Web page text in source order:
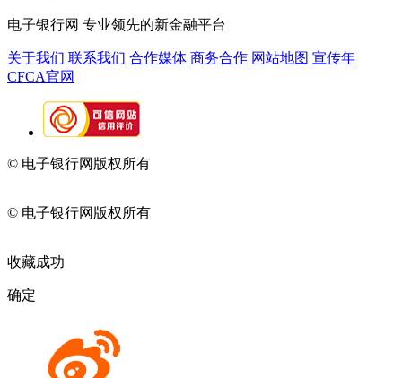
电子银行网 专业领先的新金融平台
关于我们 联系我们 合作媒体 商务合作 网站地图 宣传年
CFCA官网
© 电子银行网版权所有
© 电子银行网版权所有
收藏成功
确定